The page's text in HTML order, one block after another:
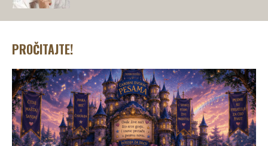
PROČITAJTE!